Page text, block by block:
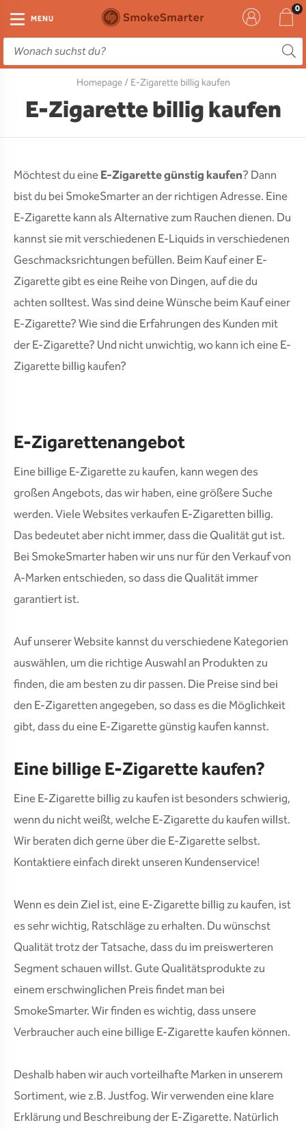
MENU E-Zigarette
E-Zigaretten Starter-Sets
Pod Systeme
Coils
Akkus
Einweg
Einweg Vape
Einweg Pod Akku
Liquids
E-Liquid
Booster
Zubehör
Clearomizer
Pods
Akkus
Ladegeräte
Ersatzgläser
Sonstiges
DIY
Aromen
RTA & RDA
Liquid Flaschen
Homepage/ E-Zigarette billig kaufen
E-Zigarette billig kaufen
Möchtest du eineE-Zigarette günstig kaufen? Dann
bist du bei SmokeSmarter an der richtigen Adresse. Eine
E-Zigarette kann als Alternative zum Rauchen dienen. Du
kannst sie mit verschiedenen E-Liquids in verschiedenen
Geschmacksrichtungen befüllen. Beim Kauf einer E-
Zigarette gibt es eine Reihe von Dingen, auf die du
achten solltest. Was sind deine Wünsche beim Kauf einer
E-Zigarette? Wie sind die Erfahrungen des Kunden mit
der E-Zigarette? Und nicht unwichtig, wo kann ich eine E-
Zigarette billig kaufen?
E-Zigarettenangebot
Eine billige E-Zigarette zu kaufen, kann wegen des
großen Angebots, das wir haben, eine größere Suche
werden. Viele Websites verkaufen E-Zigaretten billig.
Das bedeutet aber nicht immer, dass die Qualität gut ist.
Bei SmokeSmarter haben wir uns nur für den Verkauf von
A-Marken entschieden, so dass die Qualität immer
garantiert ist.
Auf unserer Website kannst du verschiedene Kategorien
auswählen, um die richtige Auswahl an Produkten zu
finden, die am besten zu dir passen. Die Preise sind bei
den E-Zigaretten angegeben, so dass es die Möglichkeit
gibt, dass du eine E-Zigarette günstig kaufen kannst.
Eine billige E-Zigarette kaufen?
Eine E-Zigarette billig zu kaufen ist besonders schwierig,
wenn du nicht weißt, welche E-Zigarette du kaufen willst.
Wir beraten dich gerne über die E-Zigarette selbst.
Kontaktiere einfach direkt unseren Kundenservice!
Wenn es dein Ziel ist, eine E-Zigarette billig zu kaufen, ist
es sehr wichtig, Ratschläge zu erhalten. Du wünschst
Qualität trotz der Tatsache, dass du im preiswerteren
Segment schauen willst. Gute Qualitätsprodukte zu
einem erschwinglichen Preis findet man bei
SmokeSmarter. Wir finden es wichtig, dass unsere
Verbraucher auch eine billige E-Zigarette kaufen können.
Deshalb haben wir auch vorteilhafte Marken in unserem
Sortiment, wie z.B. Justfog. Wir verwenden eine klare
Erklärung und Beschreibung der E-Zigarette. Natürlich